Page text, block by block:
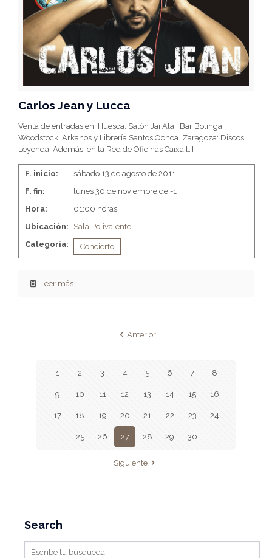
Carlos Jean y Lucca
Venta de entradas en: Huesca: Salón Jai Alai, Bar Bolinga,
Woodstock, Arkanos y Librería Santos Ochoa. Zaragoza: Discos
Leyenda. Además, en la Red de Oficinas Caixa […]
F. inicio:
sábado 13 de agosto de 2011
F. fin:
lunes 30 de noviembre de -1
Hora:
01:00 horas
Ubicación:
Sala Polivalente
Categoria:
Concierto
Leer más
Anterior
1 2 3 4 5 6 7 8
9 10 11 12 13 14 15 16
17 18 19 20 21 22 23 24
25 26 27 28 29 30
Siguiente
Search